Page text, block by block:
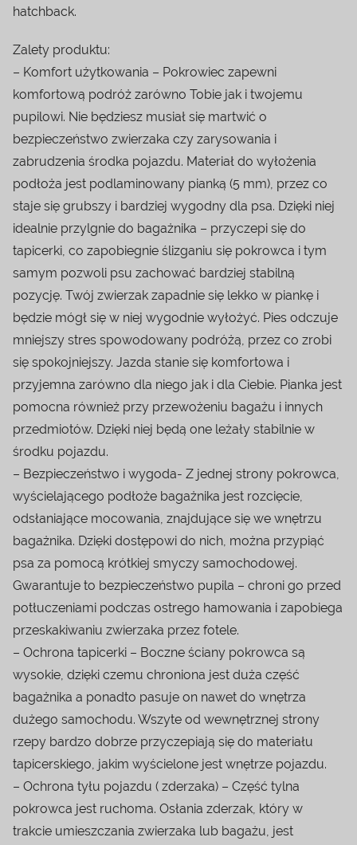
hatchback.
Zalety produktu:
– Komfort użytkowania – Pokrowiec zapewni
komfortową podróż zarówno Tobie jak i twojemu
pupilowi. Nie będziesz musiał się martwić o
bezpieczeństwo zwierzaka czy zarysowania i
zabrudzenia środka pojazdu. Materiał do wyłożenia
podłoża jest podlaminowany pianką (5 mm), przez co
staje się grubszy i bardziej wygodny dla psa. Dzięki niej
idealnie przylgnie do bagażnika – przyczepi się do
tapicerki, co zapobiegnie ślizganiu się pokrowca i tym
samym pozwoli psu zachować bardziej stabilną
pozycję. Twój zwierzak zapadnie się lekko w piankę i
będzie mógł się w niej wygodnie wyłożyć. Pies odczuje
mniejszy stres spowodowany podróżą, przez co zrobi
się spokojniejszy. Jazda stanie się komfortowa i
przyjemna zarówno dla niego jak i dla Ciebie. Pianka jest
pomocna również przy przewożeniu bagażu i innych
przedmiotów. Dzięki niej będą one leżały stabilnie w
środku pojazdu.
– Bezpieczeństwo i wygoda- Z jednej strony pokrowca,
wyścielającego podłoże bagażnika jest rozcięcie,
odsłaniające mocowania, znajdujące się we wnętrzu
bagażnika. Dzięki dostępowi do nich, można przypiąć
psa za pomocą krótkiej smyczy samochodowej.
Gwarantuje to bezpieczeństwo pupila – chroni go przed
potłuczeniami podczas ostrego hamowania i zapobiega
przeskakiwaniu zwierzaka przez fotele.
– Ochrona tapicerki – Boczne ściany pokrowca są
wysokie, dzięki czemu chroniona jest duża część
bagażnika a ponadto pasuje on nawet do wnętrza
dużego samochodu. Wszyte od wewnętrznej strony
rzepy bardzo dobrze przyczepiają się do materiału
tapicerskiego, jakim wyścielone jest wnętrze pojazdu.
– Ochrona tyłu pojazdu ( zderzaka) – Część tylna
pokrowca jest ruchoma. Osłania zderzak, który w
trakcie umieszczania zwierzaka lub bagażu, jest